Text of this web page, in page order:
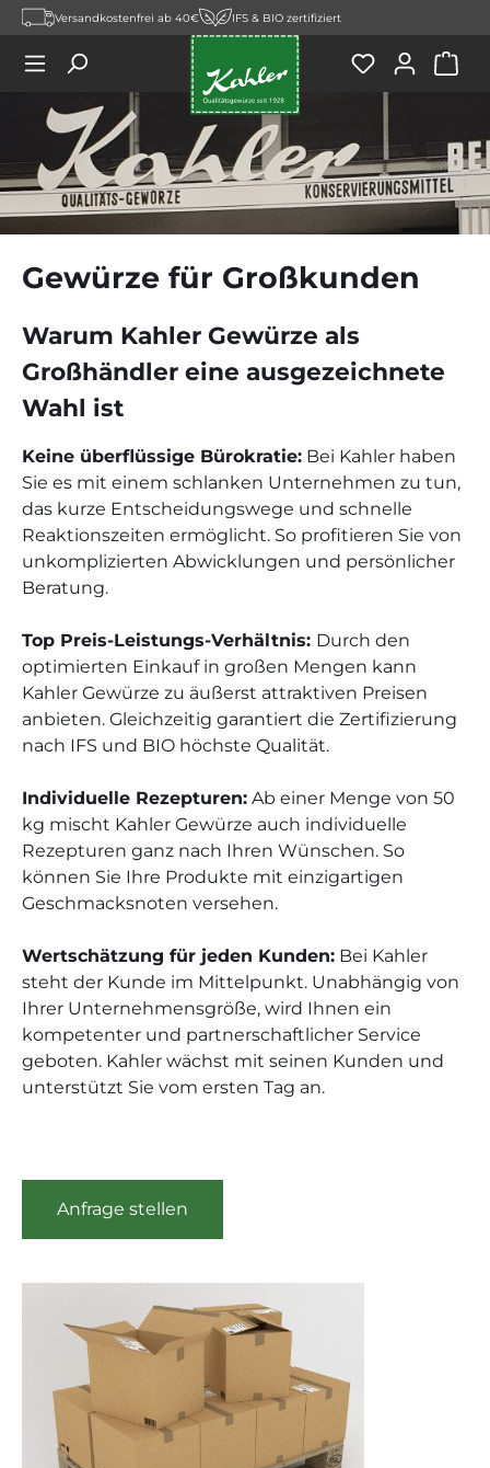
Zum Hauptinhalt springen
Versandkostenfrei ab 40€ IFS & BIO zertifiziert
Gewürze für Großkunden
Warum Kahler Gewürze als
Großhändler eine ausgezeichnete
Wahl ist
Keine überflüssige Bürokratie: Bei Kahler haben
Sie es mit einem schlanken Unternehmen zu tun,
das kurze Entscheidungswege und schnelle
Reaktionszeiten ermöglicht. So profitieren Sie von
unkomplizierten Abwicklungen und persönlicher
Beratung.
Top Preis-Leistungs-Verhältnis: Durch den
optimierten Einkauf in großen Mengen kann
Kahler Gewürze zu äußerst attraktiven Preisen
anbieten. Gleichzeitig garantiert die Zertifizierung
nach IFS und BIO höchste Qualität.
Individuelle Rezepturen: Ab einer Menge von 50
kg mischt Kahler Gewürze auch individuelle
Rezepturen ganz nach Ihren Wünschen. So
können Sie Ihre Produkte mit einzigartigen
Geschmacksnoten versehen.
Wertschätzung für jeden Kunden: Bei Kahler
steht der Kunde im Mittelpunkt. Unabhängig von
Ihrer Unternehmensgröße, wird Ihnen ein
kompetenter und partnerschaftlicher Service
geboten. Kahler wächst mit seinen Kunden und
unterstützt Sie vom ersten Tag an.
Anfrage stellen